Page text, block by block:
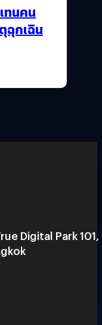
ทนคน
ฉุกเฉิน
Digital Park 101,